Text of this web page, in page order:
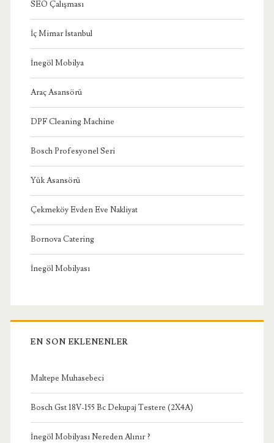
SEO Çalışması
İç Mimar İstanbul
İnegöl Mobilya
Araç Asansörü
DPF Cleaning Machine
Bosch Profesyonel Seri
Yük Asansörü
Çekmeköy Evden Eve Nakliyat
Bornova Catering
İnegöl Mobilyası
EN SON EKLENENLER
Maltepe Muhasebeci
Bosch Gst 18V-155 Bc Dekupaj Testere (2X4A)
İnegöl Mobilyası Nereden Alınır ?